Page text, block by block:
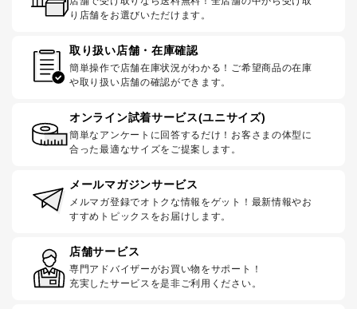
り店舗をお選びいただけます。
取り扱い店舗・在庫確認
簡単操作で店舗在庫状況がわかる！ご希望商品の在庫
や取り扱い店舗の確認ができます。
オンライン試着サービス(ユニサイズ)
簡単なアンケートに回答するだけ！お客さまの体型に
合った最適なサイズをご提案します。
メールマガジンサービス
メルマガ登録でオトクな情報をゲット！最新情報やお
すすめトピックスをお届けします。
店舗サービス
専門アドバイザーがお買い物をサポート！
充実したサービスを是非ご利用ください。